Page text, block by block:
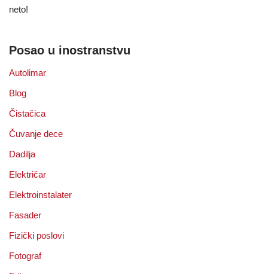
neto!
Posao u inostranstvu
Autolimar
Blog
Čistačica
Čuvanje dece
Dadilja
Električar
Elektroinstalater
Fasader
Fizički poslovi
Fotograf